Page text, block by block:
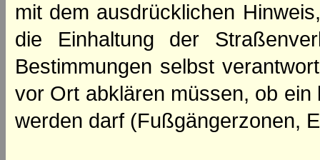
mit dem ausdrücklichen
die Einhaltung der
Bestimmungen selbst
vor Ort abklären müssen, ob
werden darf (Fußgängerzonen,